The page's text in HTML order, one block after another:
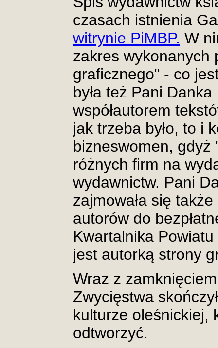
czasach istnienia
witrynie PiMBP. W
zakres wykonanych
graficznego" - co
była też Pani
współautorem
jak trzeba było, to i
bizneswomen, gdyż
różnych firm na
wydawnictw. Pani
zajmowała się
autorów do
Kwartalnika
jest autorką strony
Wraz z
Zwycięstwa
kulturze oleśnickiej,
odtworzyć.